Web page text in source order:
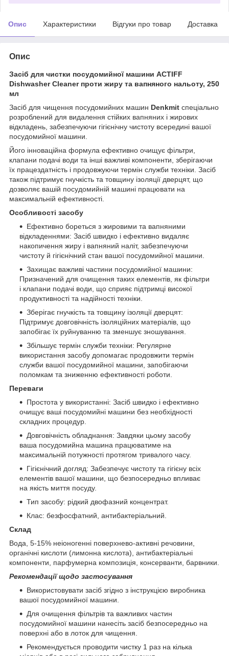
Опис Характеристики Відгуки про товар Доставка
Опис
Засіб для чистки посудомийної машини ACTIFF
Dishwasher Cleaner проти жиру та вапняного нальоту, 250
мл
Засіб для чищення посудомийних машин Denkmit спеціально
розроблений для видалення стійких вапняних і жирових
відкладень, забезпечуючи гігієнічну чистоту всередині вашої
посудомийної машини.
Його інноваційна формула ефективно очищує фільтри,
клапани подачі води та інші важливі компоненти, зберігаючи
їх працездатність і продовжуючи термін служби техніки. Засіб
також підтримує гнучкість та товщину ізоляції дверцят, що
дозволяє вашій посудомийній машині працювати на
максимальній ефективності.
Особливості засобу
Ефективно бореться з жировими та вапняними
відкладеннями: Засіб швидко і ефективно видаляє
накопичення жиру і вапняний наліт, забезпечуючи
чистоту й гігієнічний стан вашої посудомийної машини.
Захищає важливі частини посудомийної машини:
Призначений для очищення таких елементів, як фільтри
і клапани подачі води, що сприяє підтримці високої
продуктивності та надійності техніки.
Зберігає гнучкість та товщину ізоляції дверцят:
Підтримує довговічність ізоляційних матеріалів, що
запобігає їх руйнуванню та зменшує зношування.
Збільшує термін служби техніки: Регулярне
використання засобу допомагає продовжити термін
служби вашої посудомийної машини, запобігаючи
поломкам та зниженню ефективності роботи.
Переваги
Простота у використанні: Засіб швидко і ефективно
очищує ваші посудомийні машини без необхідності
складних процедур.
Довговічність обладнання: Завдяки цьому засобу
ваша посудомийна машина працюватиме на
максимальній потужності протягом тривалого часу.
Гігієнічний догляд: Забезпечує чистоту та гігієну всіх
елементів вашої машини, що безпосередньо впливає
на якість миття посуду.
Тип засобу: рідкий двофазний концентрат.
Клас: безфосфатний, антибактеріальний.
Склад
Вода, 5-15% неіоногенні поверхнево-активні речовини,
органічні кислоти (лимонна кислота), антибактеріальні
компоненти, парфумерна композиція, консерванти, барвники.
Рекомендації щодо застосування
Використовувати засіб згідно з інструкцією виробника
вашої посудомийної машини.
Для очищення фільтрів та важливих частин
посудомийної машини нанесіть засіб безпосередньо на
поверхні або в лоток для чищення.
Рекомендується проводити чистку 1 раз на кілька